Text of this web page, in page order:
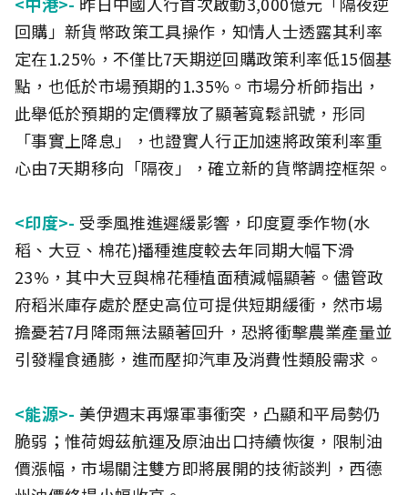
回購」新貨幣政策工具操作，知情人士透露其利率
定在1.25%，不僅比7天期逆回購政策利率低15個基
點，也低於市場預期的1.35%。市場分析師指出，
此舉低於預期的定價釋放了顯著寬鬆訊號，形同
「事實上降息」，也證實人行正加速將政策利率重
心由7天期移向「隔夜」，確立新的貨幣調控框架。
<印度>- 受季風推進遲緩影響，印度夏季作物(水
稻、大豆、棉花)播種進度較去年同期大幅下滑
23%，其中大豆與棉花種植面積減幅顯著。儘管政
府稻米庫存處於歷史高位可提供短期緩衝，然市場
擔憂若7月降雨無法顯著回升，恐將衝擊農業產量並
引發糧食通膨，進而壓抑汽車及消費性類股需求。
<能源>- 美伊週末再爆軍事衝突，凸顯和平局勢仍
脆弱；惟荷姆茲航運及原油出口持續恢復，限制油
價漲幅，市場關注雙方即將展開的技術談判，西德